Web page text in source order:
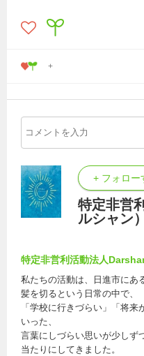
+ フォロー
特定非営
ルシャン）
特定非営利活動法人
私たちの活動は、日進市にあ
髪を切るという日常の中で、
「学校に行きづらい」「将
いった、
言葉にしづらい思いが少しず
当たりにしてきました。